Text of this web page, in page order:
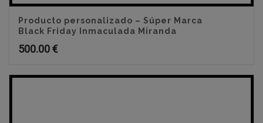
Producto personalizado – Súper Marca
Black Friday Inmaculada Miranda
500.00€